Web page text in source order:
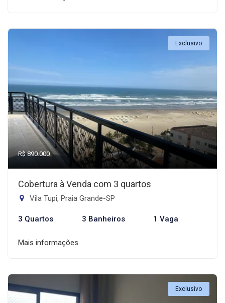
Exclusivo
R$ 890.000
Cobertura à Venda com 3 quartos
Vila Tupi, Praia Grande-SP
3 Quartos 3 Banheiros 1 Vaga
Mais informações
Exclusivo